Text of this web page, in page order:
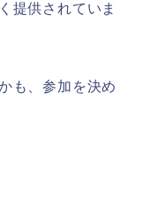
提供されていま
も、参加を決め